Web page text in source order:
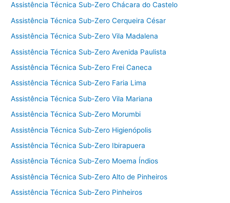
Assistência Técnica Sub-Zero Chácara do Castelo
Assistência Técnica Sub-Zero Cerqueira César
Assistência Técnica Sub-Zero Vila Madalena
Assistência Técnica Sub-Zero Avenida Paulista
Assistência Técnica Sub-Zero Frei Caneca
Assistência Técnica Sub-Zero Faria Lima
Assistência Técnica Sub-Zero Vila Mariana
Assistência Técnica Sub-Zero Morumbi
Assistência Técnica Sub-Zero Higienópolis
Assistência Técnica Sub-Zero Ibirapuera
Assistência Técnica Sub-Zero Moema Índios
Assistência Técnica Sub-Zero Alto de Pinheiros
Assistência Técnica Sub-Zero Pinheiros